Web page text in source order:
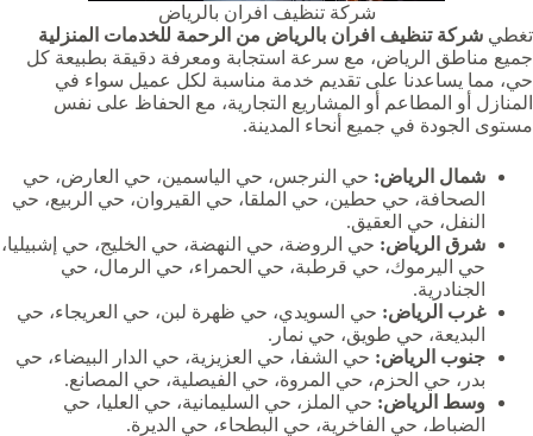
شركة تنظيف افران بالرياض
تغطي شركة تنظيف افران بالرياض من الرحمة للخدمات المنزلية
جميع مناطق الرياض، مع سرعة استجابة ومعرفة دقيقة بطبيعة كل
حي، مما يساعدنا على تقديم خدمة مناسبة لكل عميل سواء في
المنازل أو المطاعم أو المشاريع التجارية، مع الحفاظ على نفس
مستوى الجودة في جميع أنحاء المدينة.
شمال الرياض: حي النرجس، حي الياسمين، حي العارض، حي
الصحافة، حي حطين، حي الملقا، حي القيروان، حي الربيع، حي
النفل، حي العقيق.
شرق الرياض: حي الروضة، حي النهضة، حي الخليج، حي إشبيليا،
حي اليرموك، حي قرطبة، حي الحمراء، حي الرمال، حي
الجنادرية.
غرب الرياض: حي السويدي، حي ظهرة لبن، حي العريجاء، حي
البديعة، حي طويق، حي نمار.
جنوب الرياض: حي الشفا، حي العزيزية، حي الدار البيضاء، حي
بدر، حي الحزم، حي المروة، حي الفيصلية، حي المصانع.
وسط الرياض: حي الملز، حي السليمانية، حي العليا، حي
الضباط، حي الفاخرية، حي البطحاء، حي الديرة.